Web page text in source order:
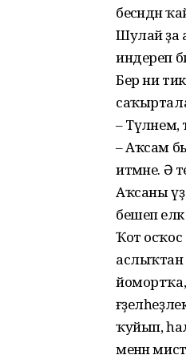
бесәндән
Шулай ҙа
индереп
Бер ни
–
– Аҡсам
итмәне. Ә
Аҡсаны үҙ
бешеп
Ҡот осҡос
аслыҡтан
йомортҡа,
ҡуйып,
менән